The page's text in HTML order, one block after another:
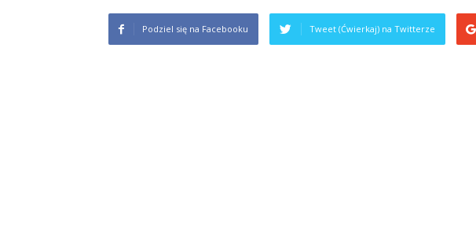
Podziel się na Facebooku Tweet (Ćwierkaj) na Twitterze